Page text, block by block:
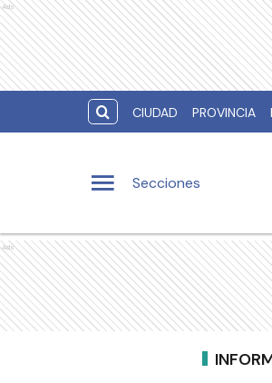
Ads
CIUDAD PROVINCIA
Secciones
Ads